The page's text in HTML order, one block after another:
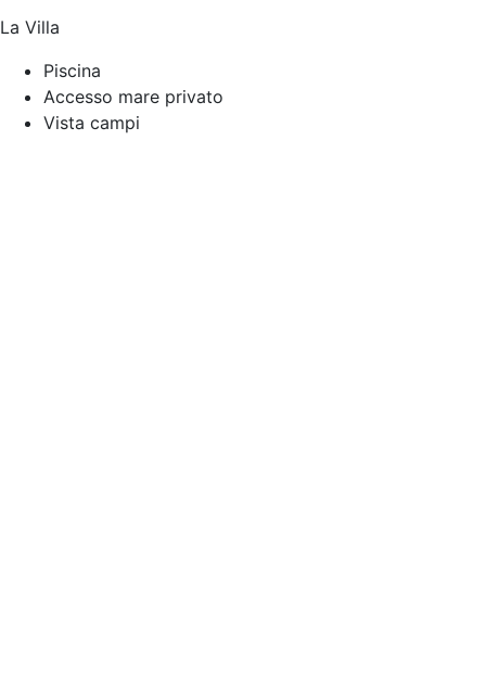
La Villa
Piscina
Accesso mare privato
Vista campi